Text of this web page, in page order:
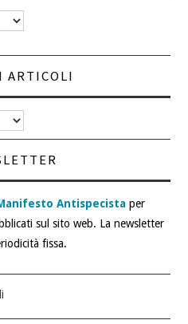
ARTICOLI
Antispecista per
sul sito web. La newsletter
fissa.